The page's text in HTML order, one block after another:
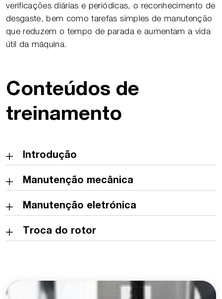
verificações diárias e periódicas, o reconhecimento de
desgaste, bem como tarefas simples de manutenção
que reduzem o tempo de parada e aumentam a vida
útil da máquina.
Conteúdos de
treinamento
Introdução
Manutenção mecânica
Manutenção eletrónica
Troca do rotor